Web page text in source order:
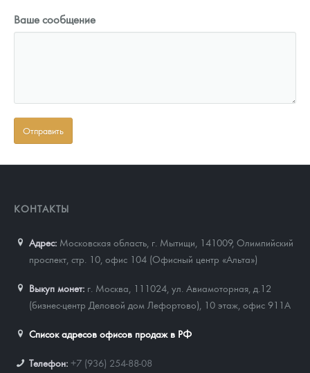
Ваше сообщение
КОНТАКТЫ
Адрес: Московская область, г. Мытищи, 141009, Олимпийский
проспект, стр. 10, офис 104 (Офисный центр «Альта»)
Выкуп монет: г. Москва, 111024, ул. Авиамоторная, д.12
(бизнес-центр Деловой дом Лефортово), 10 этаж, офис 911А
Список адресов офисов продаж в РФ
Телефон: +7 (936) 254-88-08